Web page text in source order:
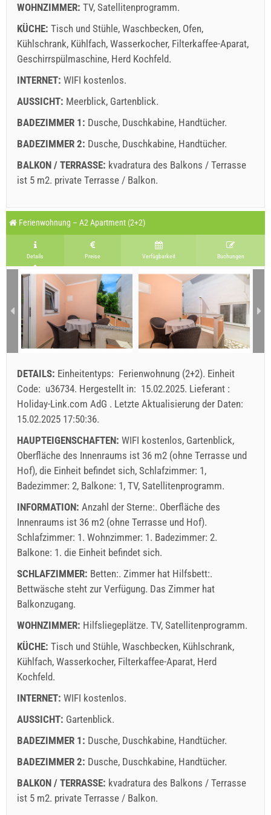
Buchen Sie und warten auf Bestätigung
Wenn Sie nicht sofort buchen möchten und weitere Fragen
haben, füllen Sie diese bitte aus und klicken Sie auf
"Anfrage senden".
Anfrage senden
WOHNZIMMER: TV, Satellitenprogramm.
KÜCHE: Tisch und Stühle, Waschbecken, Ofen,
Kühlschrank, Kühlfach, Wasserkocher, Filterkaffee-Aparat,
Geschirrspülmaschine, Herd Kochfeld.
INTERNET: WIFI kostenlos.
AUSSICHT: Meerblick, Gartenblick.
BADEZIMMER 1: Dusche, Duschkabine, Handtücher.
BADEZIMMER 2: Dusche, Duschkabine, Handtücher.
BALKON / TERRASSE: kvadratura des Balkons / Terrasse
ist 5 m2. private Terrasse / Balkon.
A1 Apartment (4+0) : Prices 2026 EUR
Anzahl der Personen
25.07.2026
21.08.2026
04.09.2026
05.09.2026
18.09.2026
1 - 4
185.71 EUR 157.14 EUR
157.14 EUR
Min. Nächte
5
Ankunft
Jeder Tag Jeder Tag Jeder Tag
von Personen
Angebote:
Holiday-Link zahlt: 13.09.2025 - 31.12.2026 / - 10 %
Obligatorisch:Anmeldung der Gäste (01.07. - 31.08): 10
EUR (once - per_person), Anmeldung der Gäste (01.01 -
30.06. / 01.09. - 31.12.): 5 EUR (once - per_person)
Legende: Termine mitrotter Hintergrund sind gebucht.
2026
MO DI MI DO FR SA SO
4 5
10
11 12 13 14 15
16
17
19 20 21 22
23
31
Felder mit Sternchen (*) markiert sind Pflicht!
Lieferbedingungen des Lieferanten
Buchen Sie und warten auf Bestätigung
Wenn Sie nicht sofort buchen möchten und weitere Fragen
"Anfrage senden".
Anfrage senden
Ferienwohnung – A2 Apartment (2+2)
Details Preise Verfügbarkeit Buchungen
DETAILS: Einheitentyps: Ferienwohnung (2+2). Einheit
Code: u36734. Hergestellt in: 15.02.2025. Lieferant :
Holiday-Link.com AdG . Letzte Aktualisierung der Daten:
15.02.2025 17:50:36.
HAUPTEIGENSCHAFTEN: WIFI kostenlos, Gartenblick,
Oberfläche des Innenraums ist 36 m2 (ohne Terrasse und
Hof), die Einheit befindet sich, Schlafzimmer: 1,
Badezimmer: 2, Balkone: 1, TV, Satellitenprogramm.
INFORMATION: Anzahl der Sterne:. Oberfläche des
Innenraums ist 36 m2 (ohne Terrasse und Hof).
Schlafzimmer: 1. Wohnzimmer: 1. Badezimmer: 2.
Balkone: 1. die Einheit befindet sich.
SCHLAFZIMMER: Betten:. Zimmer hat Hilfsbett:.
Bettwäsche steht zur Verfügung. Das Zimmer hat
Balkonzugang.
WOHNZIMMER: Hilfsliegeplätze. TV, Satellitenprogramm.
KÜCHE: Tisch und Stühle, Waschbecken, Kühlschrank,
Kühlfach, Wasserkocher, Filterkaffee-Aparat, Herd
Kochfeld.
INTERNET: WIFI kostenlos.
AUSSICHT: Gartenblick.
BADEZIMMER 1: Dusche, Duschkabine, Handtücher.
BADEZIMMER 2: Dusche, Duschkabine, Handtücher.
BALKON / TERRASSE: kvadratura des Balkons / Terrasse
ist 5 m2. private Terrasse / Balkon.